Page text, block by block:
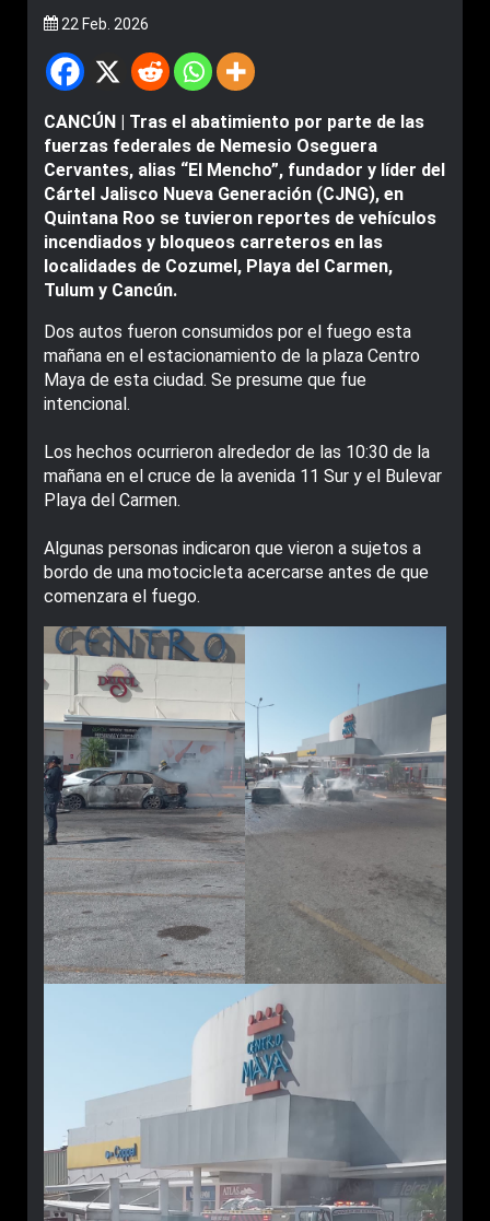
22 Feb. 2026
CANCÚN | Tras el abatimiento por parte de las
fuerzas federales de Nemesio Oseguera
Cervantes, alias “El Mencho”, fundador y líder del
Cártel Jalisco Nueva Generación (CJNG), en
Quintana Roo se tuvieron reportes de vehículos
incendiados y bloqueos carreteros en las
localidades de Cozumel, Playa del Carmen,
Tulum y Cancún.
Dos autos fueron consumidos por el fuego esta
mañana en el estacionamiento de la plaza Centro
Maya de esta ciudad. Se presume que fue
intencional.
Los hechos ocurrieron alrededor de las 10:30 de la
mañana en el cruce de la avenida 11 Sur y el Bulevar
Playa del Carmen.
Algunas personas indicaron que vieron a sujetos a
bordo de una motocicleta acercarse antes de que
comenzara el fuego.